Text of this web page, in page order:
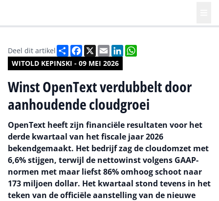
WITOLD KEPINSKI - 09 MEI 2026
Deel dit artikel DeelFacebook
X EmailLinkedIn
Winst OpenText verdubbelt door
aanhoudende cloudgroei
OpenText heeft zijn financiële resultaten voor het
derde kwartaal van het fiscale jaar 2026
bekendgemaakt. Het bedrijf zag de cloudomzet met
6,6% stijgen, terwijl de nettowinst volgens GAAP-
normen met maar liefst 86% omhoog schoot naar
173 miljoen dollar. Het kwartaal stond tevens in het
teken van de officiële aanstelling van de nieuwe